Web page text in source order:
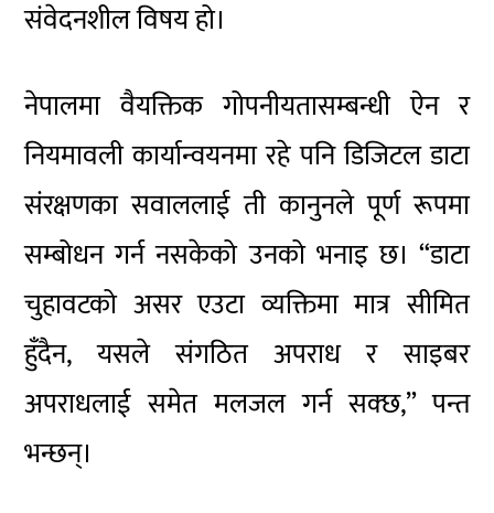
संवेदनशील विषय हो।
नेपालमा वैयक्तिक गोपनीयतासम्बन्धी ऐन र
नियमावली कार्यान्वयनमा रहे पनि डिजिटल डाटा
संरक्षणका सवाललाई ती कानुनले पूर्ण रूपमा
सम्बोधन गर्न नसकेको उनको भनाइ छ। “डाटा
चुहावटको असर एउटा व्यक्तिमा मात्र सीमित
हुँदैन, यसले संगठित अपराध र साइबर
अपराधलाई समेत मलजल गर्न सक्छ,” पन्त
भन्छन्।